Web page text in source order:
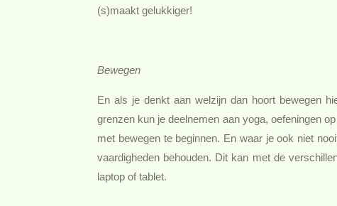
(s)maakt gelukkiger!
Bewegen
En als je denkt aan welzijn dan hoort bewegen
grenzen kun je deelnemen aan yoga, oefeningen
met bewegen te beginnen. En waar je ook niet
vaardigheden behouden. Dit kan met de
laptop of tablet.